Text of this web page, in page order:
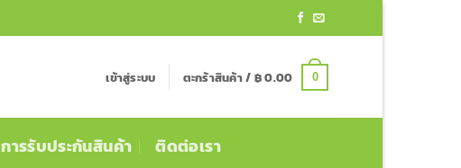
เข้าสู่ระบบ ตะกร้าสินค้า / ฿0.00 0
การรับประกันสินค้า ติดต่อเรา